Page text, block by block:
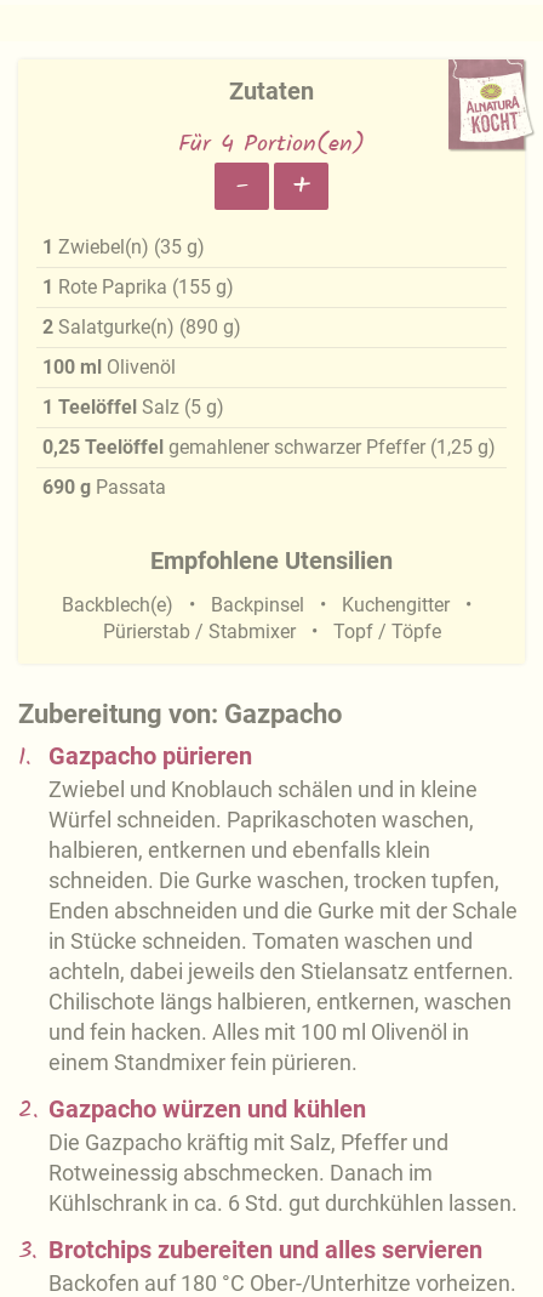
Zubereitung von: Gazpacho
1. Gazpacho pürieren
Zwiebel und Knoblauch schälen und in kleine
Würfel schneiden. Paprikaschoten waschen,
halbieren, entkernen und ebenfalls klein
schneiden. Die Gurke waschen, trocken tupfen,
Enden abschneiden und die Gurke mit der Schale
in Stücke schneiden. Tomaten waschen und
achteln, dabei jeweils den Stielansatz entfernen.
Chilischote längs halbieren, entkernen, waschen
und fein hacken. Alles mit 100 ml Olivenöl in
einem Standmixer fein pürieren.
2. Gazpacho würzen und kühlen
Die Gazpacho kräftig mit Salz, Pfeffer und
Rotweinessig abschmecken. Danach im
Kühlschrank in ca. 6 Std. gut durchkühlen lassen.
3. Brotchips zubereiten und alles servieren
Backofen auf 180 °C Ober-/Unterhitze vorheizen.
Zutaten
Für 4 Portion(en)
- +
1 Zwiebel(n) (35 g)
1 Rote Paprika (155 g)
2 Salatgurke(n) (890 g)
100 ml Olivenöl
1 Teelöffel Salz (5 g)
0,25 Teelöffel gemahlener schwarzer Pfeffer (1,25 g)
690 g Passata
Empfohlene Utensilien
Backblech(e) Backpinsel
Kuchengitter
Pürierstab / Stabmixer
Topf / Töpfe